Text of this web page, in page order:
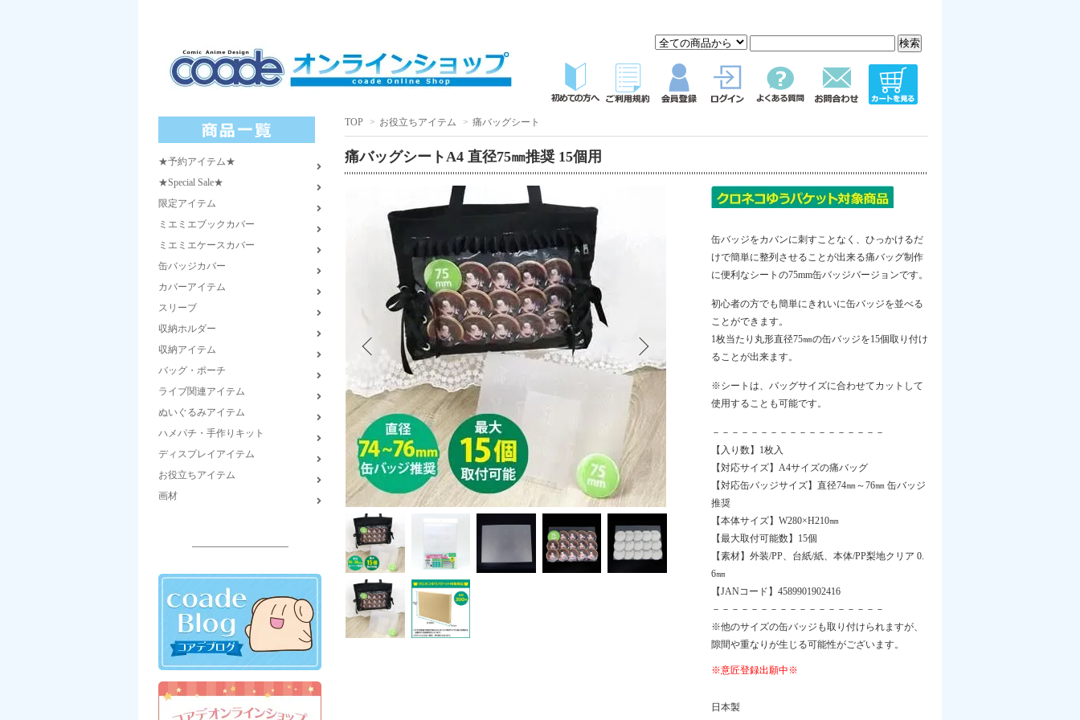
★予約アイテム★
★Special Sale★
限定アイテム
ミエミエブックカバー
ミエミエケースカバー
缶バッジカバー
カバーアイテム
スリーブ
収納ホルダー
収納アイテム
バッグ・ポーチ
ライブ関連アイテム
ぬいぐるみアイテム
ハメパチ・手作りキット
ディスプレイアイテム
お役立ちアイテム
画材
――――――――――
TOP > お役立ちアイテム > 痛バッグシート
痛バッグシートA4 直径75㎜推奨 15個用
缶バッジをカバンに刺すことなく、ひっかけるだ
けで簡単に整列させることが出来る痛バッグ制作
に便利なシートの75mm缶バッジバージョンです。
初心者の方でも簡単にきれいに缶バッジを並べる
ことができます。
1枚当たり丸形直径75㎜の缶バッジを15個取り付け
ることが出来ます。
※シートは、バッグサイズに合わせてカットして
使用することも可能です。
－－－－－－－－－－－－－－－－－－
【入り数】1枚入
【対応サイズ】A4サイズの痛バッグ
【対応缶バッジサイズ】直径74㎜～76㎜ 缶バッジ
推奨
【本体サイズ】W280×H210㎜
【最大取付可能数】15個
【素材】外装/PP、台紙/紙、本体/PP梨地クリア 0.
6㎜
【JANコード】4589901902416
－－－－－－－－－－－－－－－－－－
※他のサイズの缶バッジも取り付けられますが、
隙間や重なりが生じる可能性がございます。
※意匠登録出願中※
日本製